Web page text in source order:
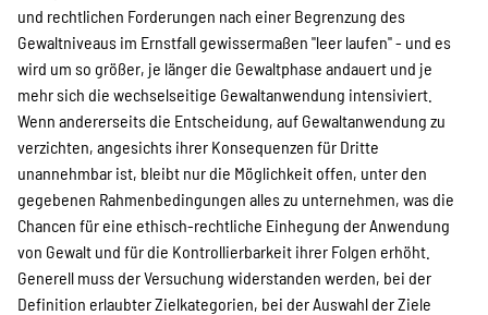
und rechtlichen Forderungen nach einer Begrenzung des
Gewaltniveaus im Ernstfall gewissermaßen "leer laufen" - und es
wird um so größer, je länger die Gewaltphase andauert und je
mehr sich die wechselseitige Gewaltanwendung intensiviert.
Wenn andererseits die Entscheidung, auf Gewaltanwendung zu
verzichten, angesichts ihrer Konsequenzen für Dritte
unannehmbar ist, bleibt nur die Möglichkeit offen, unter den
gegebenen Rahmenbedingungen alles zu unternehmen, was die
Chancen für eine ethisch-rechtliche Einhegung der Anwendung
von Gewalt und für die Kontrollierbarkeit ihrer Folgen erhöht.
Generell muss der Versuchung widerstanden werden, bei der
Definition erlaubter Zielkategorien, bei der Auswahl der Ziele